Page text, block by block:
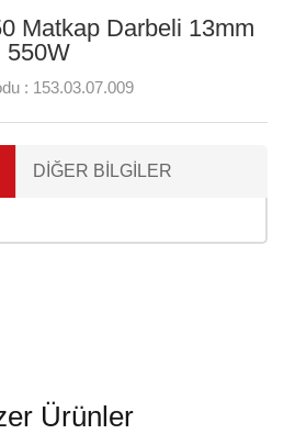
Matkap Darbeli 13mm
550W
: 153.03.07.009
DIĞER BILGILER
Ürünler